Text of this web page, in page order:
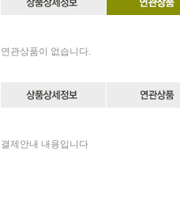
연관상품이 없습니다.
결제안내 내용입니다